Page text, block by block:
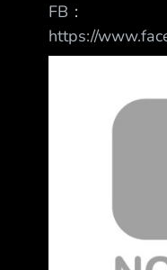
FB：
https://
p/ https://
管制失敗後，
動漫畫打成兒
條來搞 中華民
猥褻物品罪。
：散布、播送
覽、聽聞猥褻